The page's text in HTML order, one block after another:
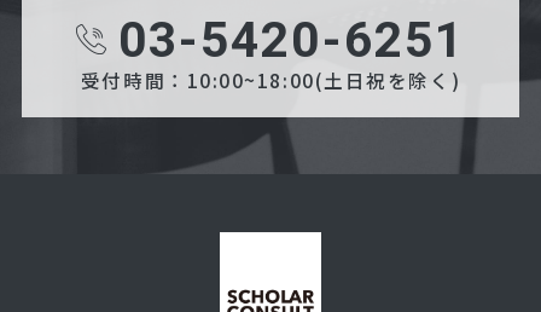
03-5420-6251
受付時間：10:00~18:00(土日祝を除く)